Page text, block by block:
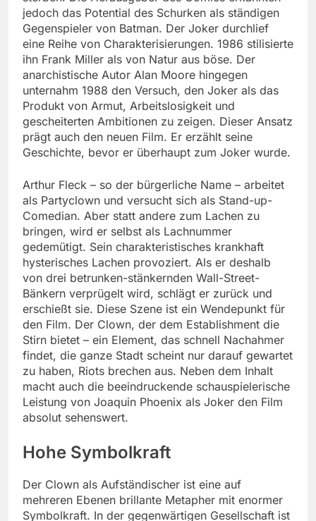
jedoch das Potential des Schurken als ständigen
Gegenspieler von Batman. Der Joker durchlief
eine Reihe von Charakterisierungen. 1986 stilisierte
ihn Frank Miller als von Natur aus böse. Der
anarchistische Autor Alan Moore hingegen
unternahm 1988 den Versuch, den Joker als das
Produkt von Armut, Arbeitslosigkeit und
gescheiterten Ambitionen zu zeigen. Dieser Ansatz
prägt auch den neuen Film. Er erzählt seine
Geschichte, bevor er überhaupt zum Joker wurde.
Arthur Fleck – so der bürgerliche Name – arbeitet
als Partyclown und versucht sich als Stand-up-
Comedian. Aber statt andere zum Lachen zu
bringen, wird er selbst als Lachnummer
gedemütigt. Sein charakteristisches krankhaft
hysterisches Lachen provoziert. Als er deshalb
von drei betrunken-stänkernden Wall-Street-
Bänkern verprügelt wird, schlägt er zurück und
erschießt sie. Diese Szene ist ein Wendepunkt für
den Film. Der Clown, der dem Establishment die
Stirn bietet – ein Element, das schnell Nachahmer
findet, die ganze Stadt scheint nur darauf gewartet
zu haben, Riots brechen aus. Neben dem Inhalt
macht auch die beeindruckende schauspielerische
Leistung von Joaquin Phoenix als Joker den Film
absolut sehenswert.
Hohe Symbolkraft
Der Clown als Aufständischer ist eine auf
mehreren Ebenen brillante Metapher mit enormer
Symbolkraft. In der gegenwärtigen Gesellschaft ist